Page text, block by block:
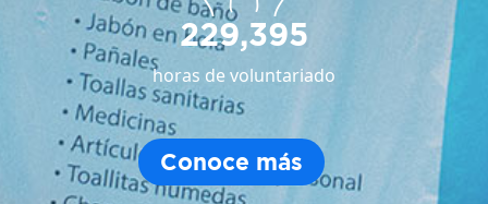
229,395
horas de voluntariado
Conoce más